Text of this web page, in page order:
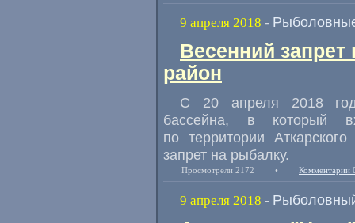
9 апреля 2018 -
Весенний запрет
район
С 20 апреля 2018
бассейна,
в который
по территории
запрет на рыбалку.
Просмотрели 2172 • Комментарии
9 апреля 2018 -